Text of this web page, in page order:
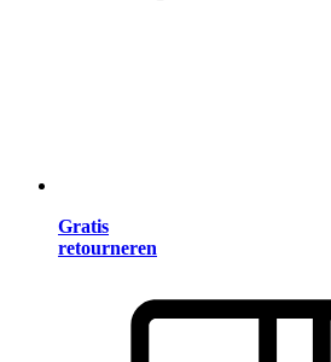
Gratis
retourneren